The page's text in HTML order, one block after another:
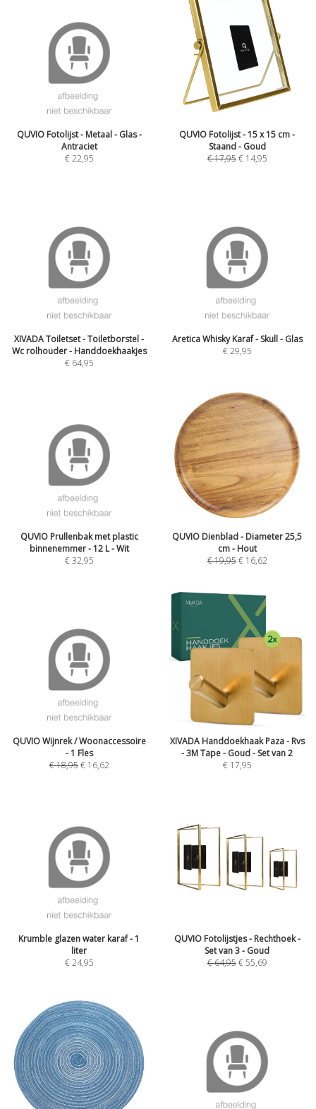
QUVIO Fotolijst - Metaal - Glas -
Antraciet
€22,95
QUVIO Fotolijst - 15 x 15 cm -
Staand - Goud
€17,95 € 14,95
XIVADA Toiletset - Toiletborstel -
Wc rolhouder - Handdoekhaakjes
€ 64,95
Aretica Whisky Karaf - Skull - Glas
€29,95
QUVIO Prullenbak met plastic
binnenemmer - 12 L - Wit
€32,95
QUVIO Dienblad - Diameter 25,5
cm - Hout
€19,95 € 16,62
QUVIO Wijnrek / Woonaccessoire
- 1 Fles
€18,95 € 16,62
XIVADA Handdoekhaak Paza - Rvs
- 3M Tape - Goud - Set van 2
€ 17,95
Krumble glazen water karaf - 1
liter
€24,95
QUVIO Fotolijstjes - Rechthoek -
Set van 3 - Goud
€64,95 €55,69